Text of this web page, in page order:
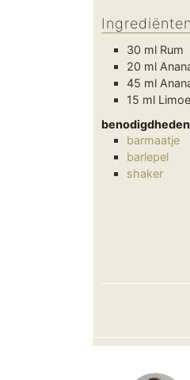
Ingrediënten
30 ml Rum
20 ml
45 ml
15 ml
benodigdheden
barmaatje
barlepel
shaker